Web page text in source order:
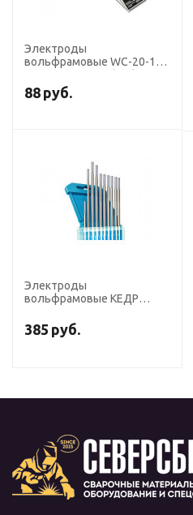
Электроды
вольфрамовые WC-20-175
нерж.+цвет.мет., серые),
для ручной сварки
88 руб.
Электроды
вольфрамовые КЕДР
(серый) AC/DC
385 руб.